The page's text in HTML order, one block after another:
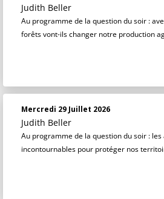
Judith Beller
Au programme de la question du soir :
forêts vont-ils changer notre production
Mercredi 29 Juillet 2026
Judith Beller
Au programme de la question du soir :
incontournables pour protéger nos